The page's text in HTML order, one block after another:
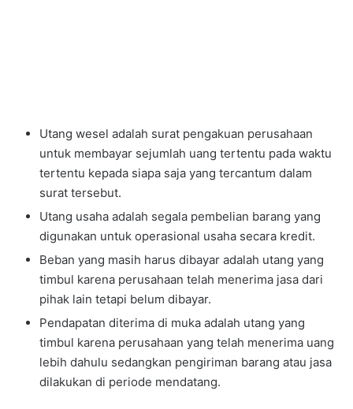
Utang wesel adalah surat pengakuan perusahaan
untuk membayar sejumlah uang tertentu pada waktu
tertentu kepada siapa saja yang tercantum dalam
surat tersebut.
Utang usaha adalah segala pembelian barang yang
digunakan untuk operasional usaha secara kredit.
Beban yang masih harus dibayar adalah utang yang
timbul karena perusahaan telah menerima jasa dari
pihak lain tetapi belum dibayar.
Pendapatan diterima di muka adalah utang yang
timbul karena perusahaan yang telah menerima uang
lebih dahulu sedangkan pengiriman barang atau jasa
dilakukan di periode mendatang.